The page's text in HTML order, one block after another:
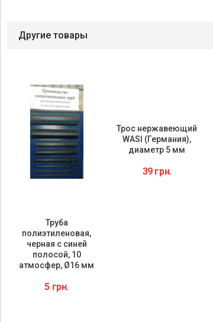
Другие товары
Труба
полиэтиленовая,
черная с синей
полосой, 10
атмосфер, Ø16 мм
5 грн.
Трос нержавеющий
WASI (Германия),
диаметр 5 мм
39 грн.